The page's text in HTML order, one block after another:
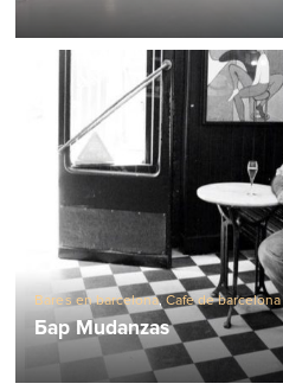
Bares en barcelona,Cafe de barcelona
Бар Mudanzas